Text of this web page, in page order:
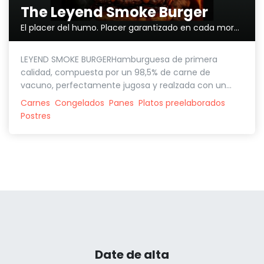
The Leyend Smoke Burger
El placer del humo. Placer garantizado en cada mordisco.
LEYEND SMOKE BURGERHamburguesa de primera
calidad, compuesta por un 98,5% de carne de
vacuno, perfectamente jugosa y realzada con un...
Carnes Congelados Panes Platos preelaborados
Postres
Date de alta